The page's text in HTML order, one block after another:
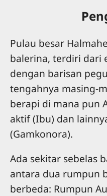
Pulau besar
balerina, terdiri dari
dengan barisan
tengahnya masing-
berapi di mana pun
aktif (Ibu) dan
(Gamkonora).
Ada sekitar sebelas
antara dua rumpun
berbeda: Rumpun